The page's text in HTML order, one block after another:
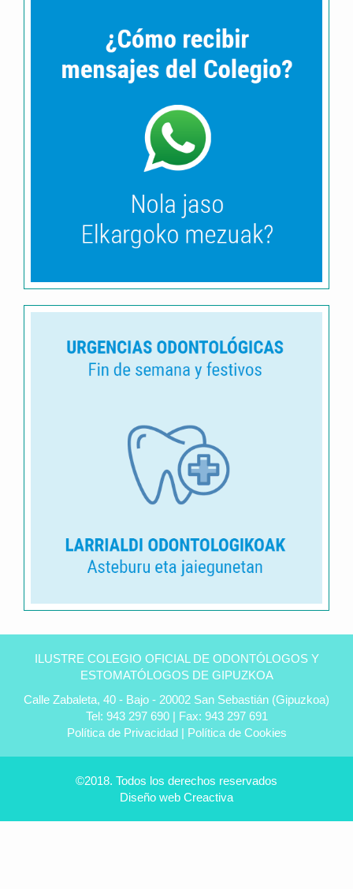
Úbeda
dentista
ILUSTRE COLEGIO OFICIAL DE ODONTÓLOGOS Y
ESTOMATÓLOGOS DE GIPUZKOA
Calle Zabaleta, 40 - Bajo - 20002 San Sebastián (Gipuzkoa)
Tel: 943 297 690 | Fax: 943 297 691
Política de Privacidad| Política de Cookies
©2018. Todos los derechos reservados
Diseño web Creactiva